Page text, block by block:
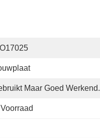
Maar Goed Werkend.
Voorraad